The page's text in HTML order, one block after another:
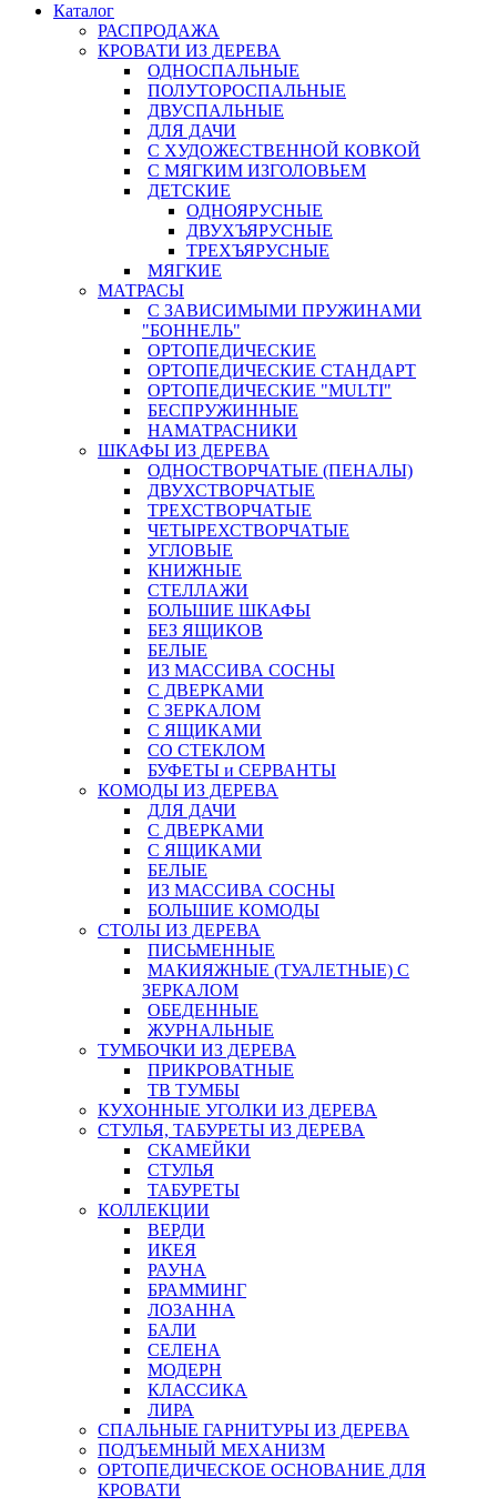
Каталог
РАСПРОДАЖА
КРОВАТИ ИЗ ДЕРЕВА
ОДНОСПАЛЬНЫЕ
ПОЛУТОРОСПАЛЬНЫЕ
ДВУСПАЛЬНЫЕ
ДЛЯ ДАЧИ
С ХУДОЖЕСТВЕННОЙ КОВКОЙ
С МЯГКИМ ИЗГОЛОВЬЕМ
ДЕТСКИЕ
ОДНОЯРУСНЫЕ
ДВУХЪЯРУСНЫЕ
ТРЕХЪЯРУСНЫЕ
МЯГКИЕ
МАТРАСЫ
С ЗАВИСИМЫМИ ПРУЖИНАМИ
"БОННЕЛЬ"
ОРТОПЕДИЧЕСКИЕ
ОРТОПЕДИЧЕСКИЕ СТАНДАРТ
ОРТОПЕДИЧЕСКИЕ "MULTI"
БЕСПРУЖИННЫЕ
НАМАТРАСНИКИ
ШКАФЫ ИЗ ДЕРЕВА
ОДНОСТВОРЧАТЫЕ (ПЕНАЛЫ)
ДВУХСТВОРЧАТЫЕ
ТРЕХСТВОРЧАТЫЕ
ЧЕТЫРЕХСТВОРЧАТЫЕ
УГЛОВЫЕ
КНИЖНЫЕ
СТЕЛЛАЖИ
БОЛЬШИЕ ШКАФЫ
БЕЗ ЯЩИКОВ
БЕЛЫЕ
ИЗ МАССИВА СОСНЫ
С ДВЕРКАМИ
С ЗЕРКАЛОМ
С ЯЩИКАМИ
СО СТЕКЛОМ
БУФЕТЫ и СЕРВАНТЫ
КОМОДЫ ИЗ ДЕРЕВА
ДЛЯ ДАЧИ
С ДВЕРКАМИ
С ЯЩИКАМИ
БЕЛЫЕ
ИЗ МАССИВА СОСНЫ
БОЛЬШИЕ КОМОДЫ
СТОЛЫ ИЗ ДЕРЕВА
ПИСЬМЕННЫЕ
МАКИЯЖНЫЕ (ТУАЛЕТНЫЕ) С
ЗЕРКАЛОМ
ОБЕДЕННЫЕ
ЖУРНАЛЬНЫЕ
ТУМБОЧКИ ИЗ ДЕРЕВА
ПРИКРОВАТНЫЕ
ТВ ТУМБЫ
КУХОННЫЕ УГОЛКИ ИЗ ДЕРЕВА
СТУЛЬЯ, ТАБУРЕТЫ ИЗ ДЕРЕВА
СКАМЕЙКИ
СТУЛЬЯ
ТАБУРЕТЫ
КОЛЛЕКЦИИ
ВЕРДИ
ИКЕЯ
РАУНА
БРАММИНГ
ЛОЗАННА
БАЛИ
СЕЛЕНА
МОДЕРН
КЛАССИКА
ЛИРА
СПАЛЬНЫЕ ГАРНИТУРЫ ИЗ ДЕРЕВА
ПОДЪЕМНЫЙ МЕХАНИЗМ
ОРТОПЕДИЧЕСКОЕ ОСНОВАНИЕ ДЛЯ
КРОВАТИ